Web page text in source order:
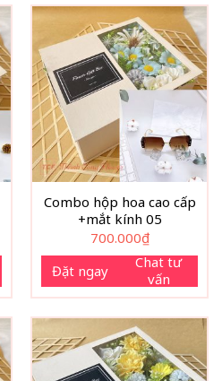
Combo hộp hoa cao cấp
+mắt kính 05
700.000₫
Đặt ngay
Chat tư
vấn